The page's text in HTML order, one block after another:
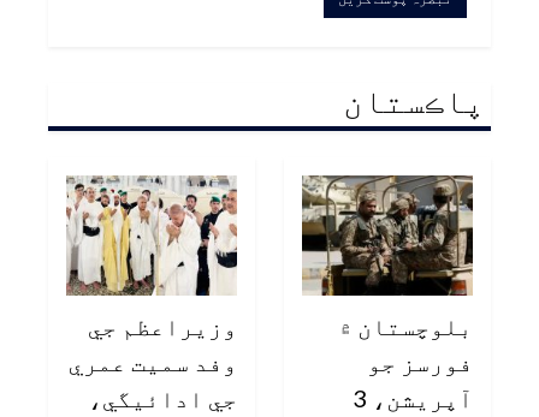
پاڪستان
بلوچستان ۾
فورسز جو
آپريشن، 3
وزيراعظم جي
وفد سميت عمري
جي ادائيگي،